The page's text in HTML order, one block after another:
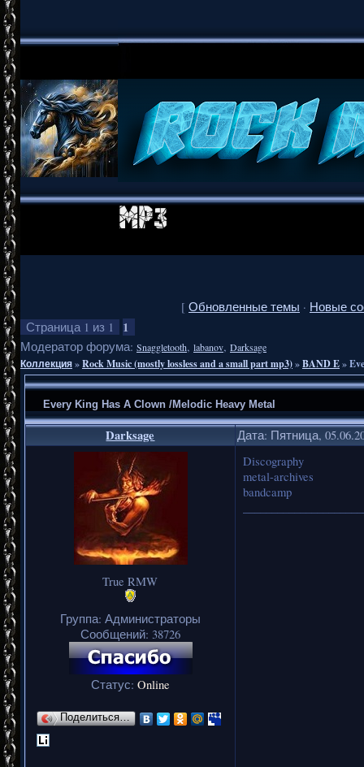
[ Обновленные темы · Новые
Страница 1 из 1 1
Модератор форума: Snaggletooth, labanov, Darksage
Коллекция»Rock Music (mostly lossless and a small part mp3)»BAND E»
Every King Has A Clown /Melodic Heavy Metal
Darksage Дата: Пятница,
True RMW
Группа: Администраторы
Сообщений: 38726
Статус: Online
Поделиться…
Discography
metal-archives
bandcamp